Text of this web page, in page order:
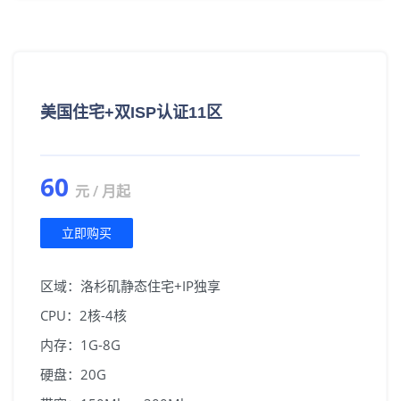
美国住宅+双ISP认证11区
60 元 / 月起
立即购买
区域：洛杉矶静态住宅+IP独享
CPU：2核-4核
内存：1G-8G
硬盘：20G